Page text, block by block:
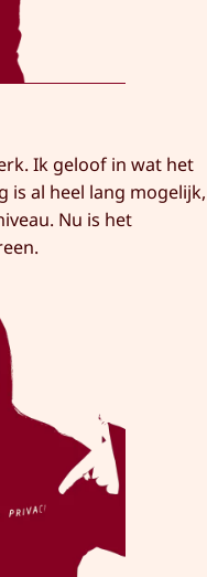
Ik geloof in wat het
is al heel lang mogelijk,
Nu is het